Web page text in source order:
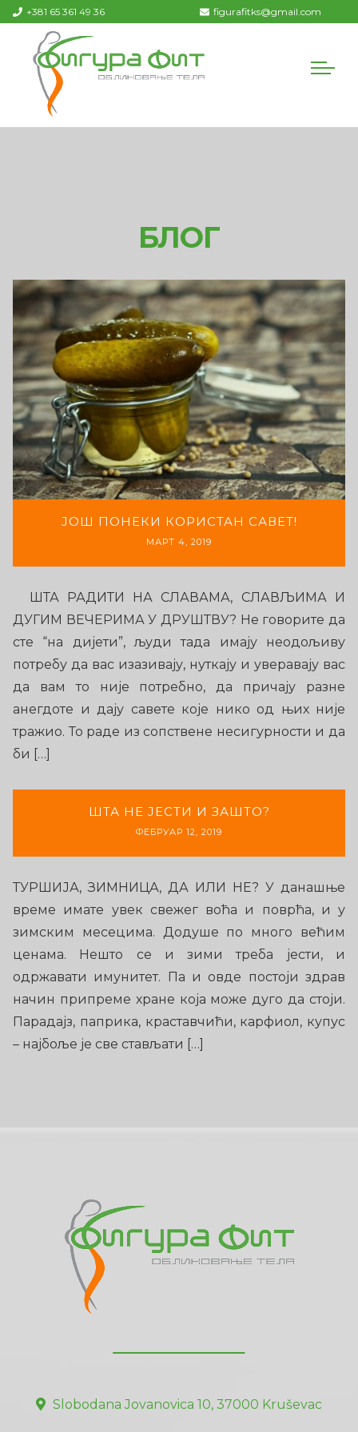
+381 65 361 49 36 figurafitks@gmail.com
БЛОГ
ЈОШ ПОНЕКИ КОРИСТАН САВЕТ!
МАРТ 4, 2019
ШТА РАДИТИ НА СЛАВАМА, СЛАВЉИМА И
ДУГИМ ВЕЧЕРИМА У ДРУШТВУ? Не говорите да
сте “на дијети”, људи тада имају неодољиву
потребу да вас изазивају, нуткају и уверавају вас
да вам то није потребно, да причају разне
анегдоте и дају савете које нико од њих није
тражио. То раде из сопствене несигурности и да
би […]
ШТА НЕ ЈЕСТИ И ЗАШТО?
ФЕБРУАР 12, 2019
ТУРШИЈА, ЗИМНИЦА, ДА ИЛИ НЕ? У данашње
време имате увек свежег воћа и поврћа, и у
зимским месецима. Додуше по много већим
ценама. Нешто се и зими треба јести, и
одржавати имунитет. Па и овде постоји здрав
начин припреме хране која може дуго да стоји.
Парадајз, паприка, краставчићи, карфиол, купус
– најбоље је све стављати […]
Slobodana Jovanovica 10, 37000 Kruševac